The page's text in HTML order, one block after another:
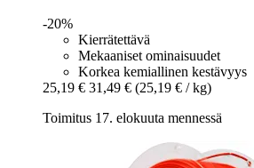
-20%
Kierrätettävä
Mekaaniset ominaisuudet
Korkea kemiallinen kestävyys
25,19 € 31,49 € (25,19 € / kg)
Toimitus 17. elokuuta mennessä